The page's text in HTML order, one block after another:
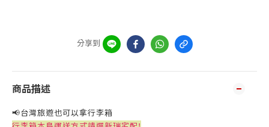
分享到
商品描述
📢台灣旅遊也可以拿行李箱